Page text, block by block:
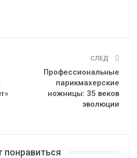
СЛЕД
Профессиональные
парикмахерские
ножницы: 35 веков
эволюции
понравиться